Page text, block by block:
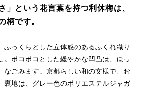
」という花言葉を持つ利休梅は、
柄です。
ふっくらとした立体感のあるふくれ織り
。ポコポコとした緩やかな凹凸は、ほっ
なごみます。京都らしい和の文様で、お
裏地は、グレー色のポリエステルジャガ